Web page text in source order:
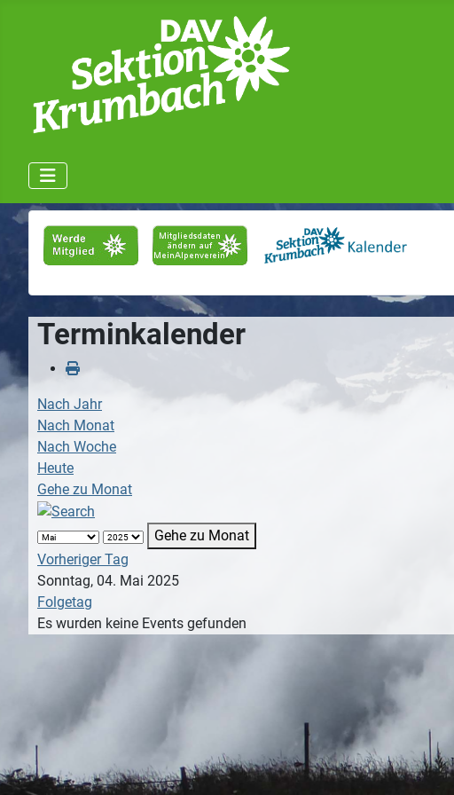
Terminkalender
Nach Jahr
Nach Monat
Nach Woche
Heute
Gehe zu Monat
Gehe zu Monat
Vorheriger Tag
Sonntag, 04. Mai 2025
Folgetag
Es wurden keine Events gefunden